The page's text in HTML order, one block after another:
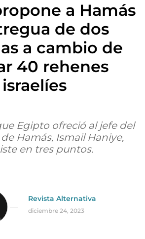
a Hamás
de dos
a cambio de
40 rehenes
israelíes
Egipto ofreció al jefe del
Hamás, Ismail Haniye,
en tres puntos.
Revista Alternativa
diciembre 24, 2023